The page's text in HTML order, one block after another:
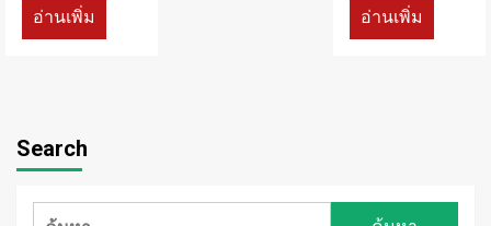
อ่านเพิ่ม
อ่านเพิ่ม
Search
ค้นหา